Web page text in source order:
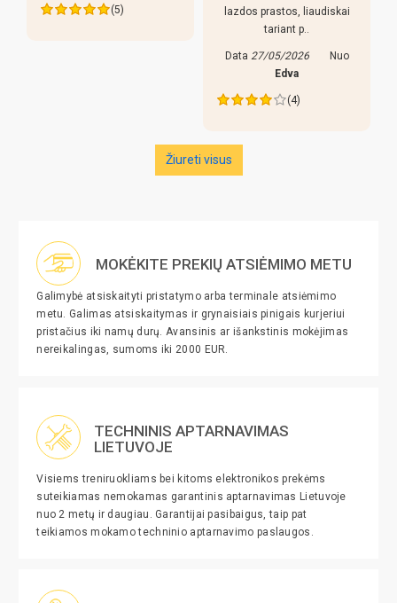
(5)
lazdos prastos, liaudiskai
tariant p..
Data 27/05/2026
Nuo
Edva
(4)
Žiureti visus
MOKĖKITE PREKIŲ ATSIĖMIMO METU
Galimybė atsiskaityti pristatymo arba terminale atsiėmimo
metu. Galimas atsiskaitymas ir grynaisiais pinigais kurjeriui
pristačius iki namų durų. Avansinis ar išankstinis mokėjimas
nereikalingas, sumoms iki 2000 EUR.
TECHNINIS APTARNAVIMAS
LIETUVOJE
Visiems treniruokliams bei kitoms elektronikos prekėms
suteikiamas nemokamas garantinis aptarnavimas Lietuvoje
nuo 2 metų ir daugiau. Garantijai pasibaigus, taip pat
teikiamos mokamo techninio aptarnavimo paslaugos.